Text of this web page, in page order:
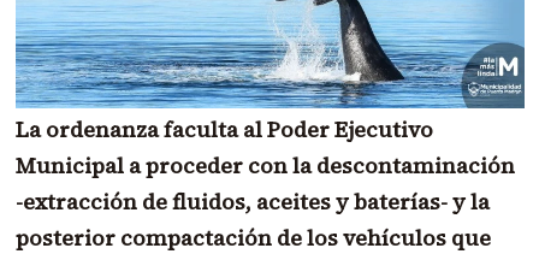
La ordenanza faculta al Poder Ejecutivo
Municipal a proceder con la descontaminación
-extracción de fluidos, aceites y baterías- y la
posterior compactación de los vehículos que